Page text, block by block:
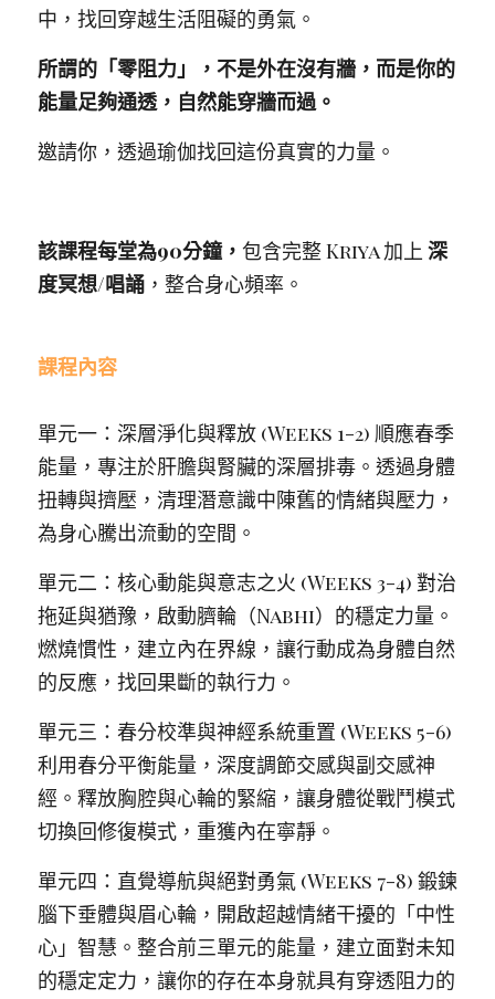
中，找回穿越生活阻礙的勇氣。
所謂的「零阻力」，不是外在沒有牆，而是你的
能量足夠通透，自然能穿牆而過。
邀請你，透過瑜伽找回這份真實的力量。
該課程每堂為90分鐘， 包含完整 Kriya 加上 深
度冥想/唱誦 ，整合身心頻率。
課程內容
單元一：深層淨化與釋放 (Weeks 1-2) 順應春季
能量，專注於肝膽與腎臟的深層排毒。透過身體
扭轉與擠壓，清理潛意識中陳舊的情緒與壓力，
為身心騰出流動的空間。
單元二：核心動能與意志之火 (Weeks 3-4) 對治
拖延與猶豫，啟動臍輪（Nabhi）的穩定力量。
燃燒慣性，建立內在界線，讓行動成為身體自然
的反應，找回果斷的執行力。
單元三：春分校準與神經系統重置 (Weeks 5-6)
利用春分平衡能量，深度調節交感與副交感神
經。釋放胸腔與心輪的緊縮，讓身體從戰鬥模式
切換回修復模式，重獲內在寧靜。
單元四：直覺導航與絕對勇氣 (Weeks 7-8) 鍛鍊
腦下垂體與眉心輪，開啟超越情緒干擾的「中性
心」智慧。整合前三單元的能量，建立面對未知
的穩定定力，讓你的存在本身就具有穿透阻力的